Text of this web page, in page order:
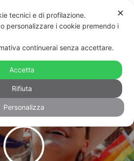
ospitare il World
del 2025
✕
tecnici e di profilazione.
personalizzare i cookie premendo i
continuerai senza accettare.
Accetta
Rifiuta
Personalizza